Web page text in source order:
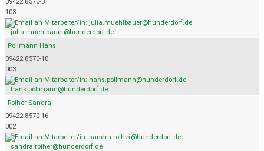
103
julia.muehlbauer@hunderdorf.de
Pollmann Hans
09422 8570-10
003
hans.pollmann@hunderdorf.de
Rother Sandra
09422 8570-16
002
sandra.rother@hunderdorf.de